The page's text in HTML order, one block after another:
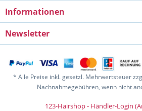
Informationen
Newsletter
* Alle Preise inkl. gesetzl. Mehrwertsteuer
Nachnahmegebühren, wenn nicht
123-Hairshop - Händler-Login